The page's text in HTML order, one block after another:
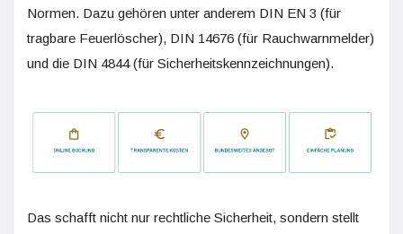
Normen. Dazu gehören unter anderem DIN EN 3 (für
tragbare Feuerlöscher), DIN 14676 (für Rauchwarnmelder)
und die DIN 4844 (für Sicherheitskennzeichnungen).
Das schafft nicht nur rechtliche Sicherheit, sondern stellt